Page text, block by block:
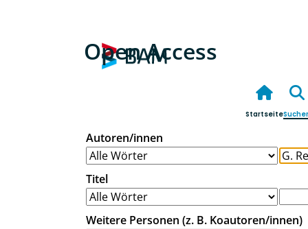
Open Access
Startseite
Autoren/innen
Titel
Weitere Personen (z. B. Koautoren/innen)